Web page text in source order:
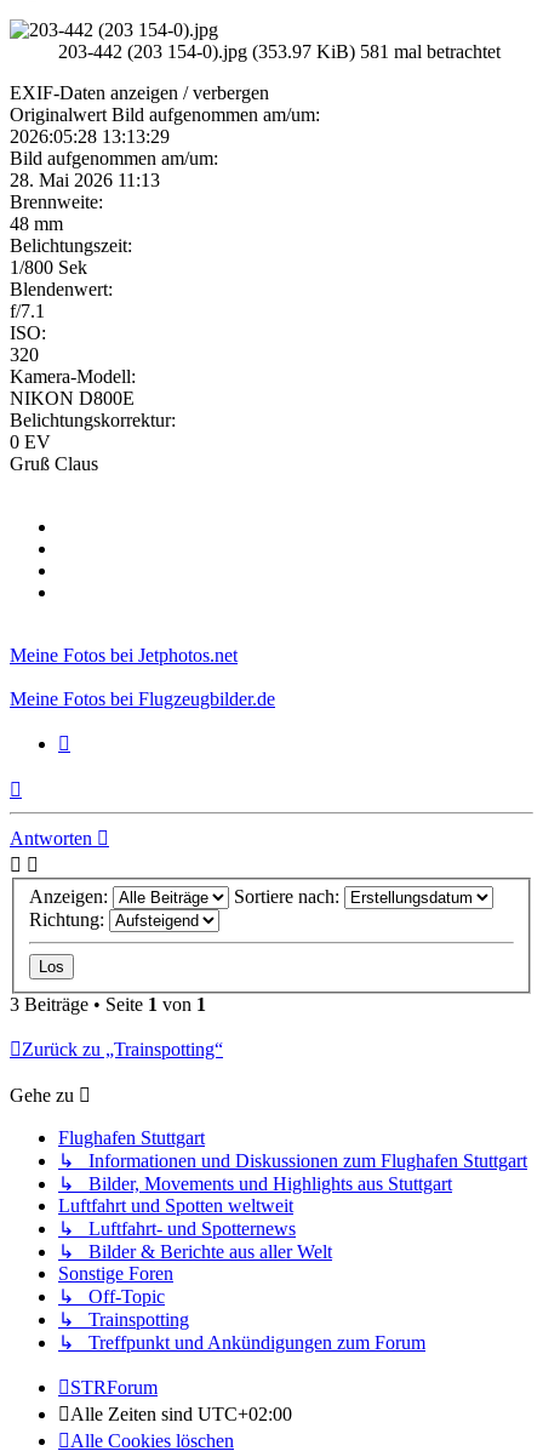
203-442 (203 154-0).jpg (353.97 KiB) 581 mal betrachtet
EXIF-Daten anzeigen / verbergen
Originalwert Bild aufgenommen am/um:
2026:05:28 13:13:29
Bild aufgenommen am/um:
28. Mai 2026 11:13
Brennweite:
48 mm
Belichtungszeit:
1/800 Sek
Blendenwert:
f/7.1
ISO:
320
Kamera-Modell:
NIKON D800E
Belichtungskorrektur:
0 EV
Gruß Claus
Meine Fotos bei Jetphotos.net
Meine Fotos bei Flugzeugbilder.de
Antworten
Anzeigen:
Sortiere nach:
Richtung:
3 Beiträge • Seite 1 von 1
Zurück zu „Trainspotting“
Gehe zu
Flughafen Stuttgart
↳ Informationen und Diskussionen zum Flughafen Stuttgart
↳ Bilder, Movements und Highlights aus Stuttgart
Luftfahrt und Spotten weltweit
↳ Luftfahrt- und Spotternews
↳ Bilder & Berichte aus aller Welt
Sonstige Foren
↳ Off-Topic
↳ Trainspotting
↳ Treffpunkt und Ankündigungen zum Forum
STRForum
Alle Zeiten sind UTC+02:00
Alle Cookies löschen